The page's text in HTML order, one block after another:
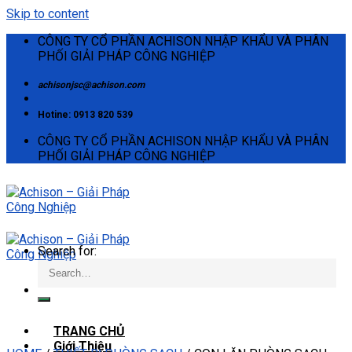
Skip to content
CÔNG TY CỔ PHẦN ACHISON NHẬP KHẨU VÀ PHÂN
PHỐI GIẢI PHÁP CÔNG NGHIỆP
achisonjsc@achison.com
Hotine: 0913 820 539
CÔNG TY CỔ PHẦN ACHISON NHẬP KHẨU VÀ PHÂN
PHỐI GIẢI PHÁP CÔNG NGHIỆP
TRANG CHỦ
Giới Thiệu
Search for: